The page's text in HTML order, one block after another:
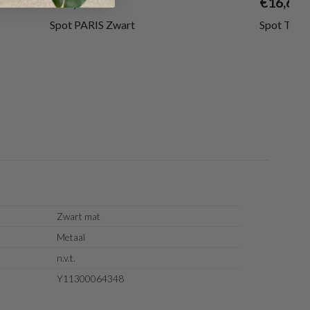
Spot PARIS Zwart Spot
Zwart mat
Metaal
n.v.t.
Y11300064348